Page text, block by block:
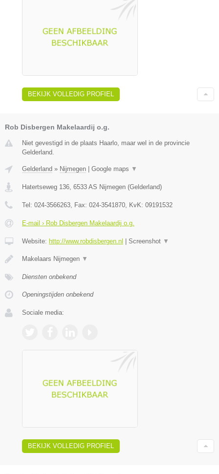
BEKIJK VOLLEDIG PROFIEL
Rob Disbergen Makelaardij o.g.
Niet gevestigd in de plaats Haarlo, maar wel in de provincie
Gelderland.
Gelderland » Nijmegen Google maps ▼
Hatertseweg 136 6533 AS Nijmegen (Gelderland)
Tel: 024-3566263 , Fax: 024-3541870 , KvK: 09191532
E-mail › Rob Disbergen Makelaardij o.g.
Website: http://www.robdisbergen.nl Screenshot ▼
Makelaars Nijmegen ▼
Diensten onbekend
Openingstijden onbekend
Sociale media:
BEKIJK VOLLEDIG PROFIEL